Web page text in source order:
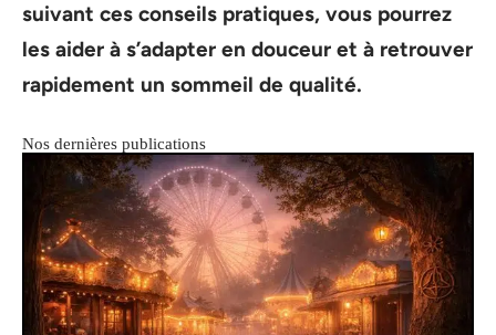
suivant ces conseils pratiques, vous pourrez
les aider à s’adapter en douceur et à retrouver
rapidement un sommeil de qualité.
Nos dernières publications